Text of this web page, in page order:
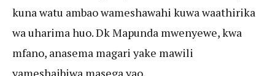
kuna watu ambao wameshawahi kuwa waathirika
wa uharima huo. Dk Mapunda mwenyewe, kwa
mfano, anasema magari yake mawili
yameshaibiwa masega yao.